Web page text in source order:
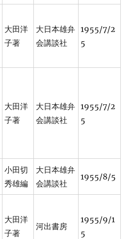
大田洋
子著
大日本雄弁
会講談社
1955/7/2
5
大田洋
子著
大日本雄弁
会講談社
1955/7/2
5
小田切
秀雄編
大日本雄弁
会講談社
1955/8/5
大田洋
子著
河出書房
1955/9/1
5